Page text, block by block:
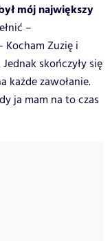
mój największy
–
Kocham Zuzię i
skończyły się
każde zawołanie.
ja mam na to czas